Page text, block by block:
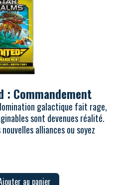
: Commandement
galactique fait rage,
sont devenues réalité.
alliances ou soyez
au panier